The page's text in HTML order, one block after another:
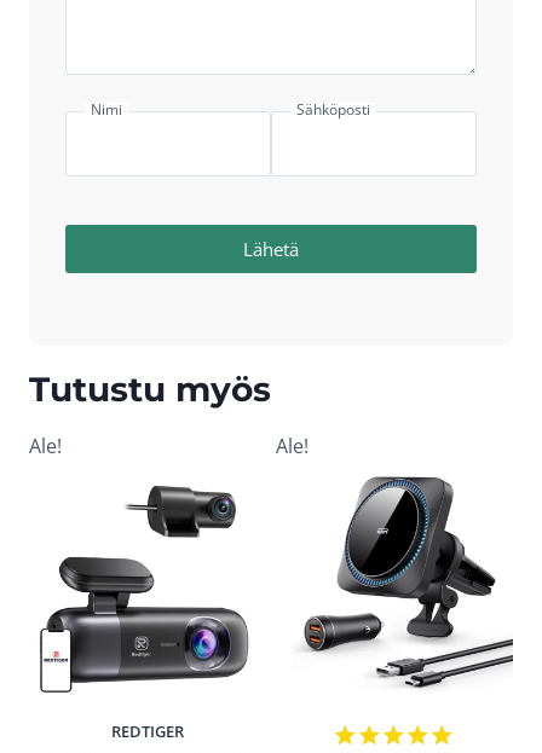
Nimi Sähköposti
Lähetä
Tutustu myös
Ale!
REDTIGER
Ale!